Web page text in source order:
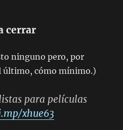
cerrar
ninguno pero, por
último, cómo mínimo.)
para películas
xhue63